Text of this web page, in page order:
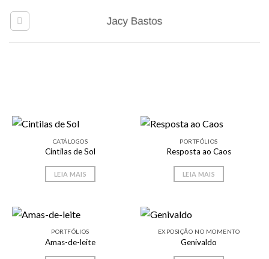
CATÁLOGOS
Cintilas de Sol
LEIA MAIS
PORTFÓLIOS
Resposta ao Caos
LEIA MAIS
PORTFÓLIOS
Amas-de-leite
EXPOSIÇÃO NO MOMENTO
Genivaldo